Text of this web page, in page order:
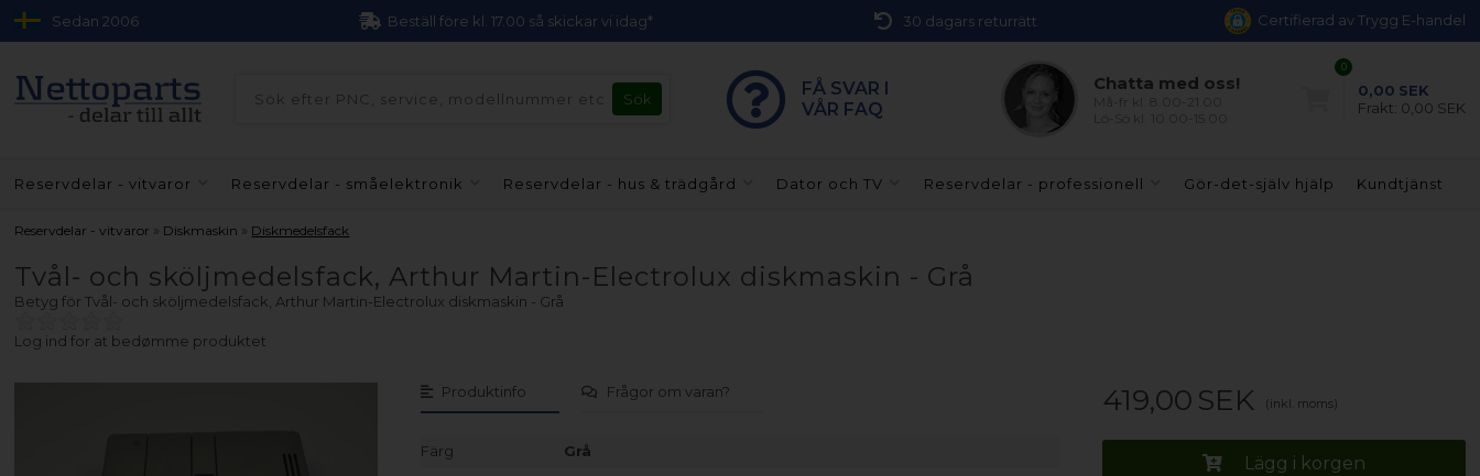
Sedan 2006 Beställ före kl. 17.00 så skickar vi idag* 30 dagars returrätt Certifierad av Trygg E-handel
FÅ SVAR I
VÅR FAQ
Chatta med oss!
0
0,00 SEK
Frakt: 0,00 SEK
Reservdelar - vitvaror Reservdelar - småelektronik Reservdelar - hus & trädgård Dator och TV Reservdelar - professionell Gör-det-själv hjälp Kundtjänst
Reservdelar - vitvaror » Diskmaskin » Diskmedelsfack
Tvål- och sköljmedelsfack, Arthur Martin-Electrolux diskmaskin - Grå
Betyg förTvål- och sköljmedelsfack, Arthur Martin-Electrolux diskmaskin - Grå
Log ind for at bedømme produktet
Produktinfo Frågor om varan?
Färg Grå
419,00 SEK (inkl. moms)
Lägg i korgen